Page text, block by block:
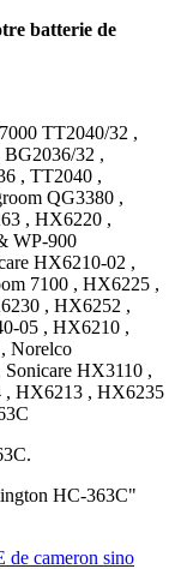
batterie de
TT2040/32 ,
32 ,
, TT2040 ,
QG3380 ,
, HX6220 ,
WP-900
HX6210-02 ,
7100 , HX6225 ,
, HX6252 ,
05 , HX6210 ,
Norelco
HX3110 ,
HX6213 , HX6235
HC-363C"
de cameron sino